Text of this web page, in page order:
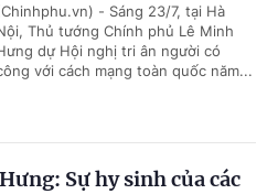
- Sáng 23/7, tại Hà
Thủ tướng Chính phủ Lê Minh
dự Hội nghị tri ân người có
với cách mạng toàn quốc năm...
Sự hy sinh của các